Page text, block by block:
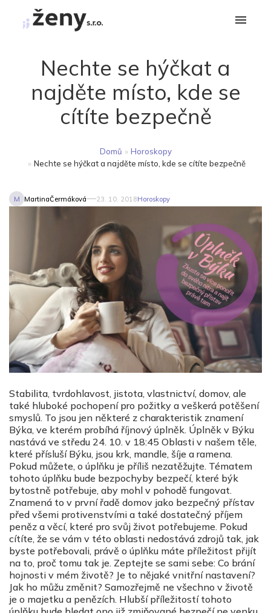
Nechte se hýčkat a
najděte místo, kde se
cítíte bezpečně
Domů » Horoskopy
» Nechte se hýčkat a najděte místo, kde se cítíte bezpečně
M MartinaČermáková 23. 10. 2018Horoskopy
Stabilita, tvrdohlavost, jistota, vlastnictví, domov, ale
také hluboké pochopení pro požitky a veškerá potěšení
smyslů. To jsou jen některé z charakteristik znamení
Býka, ve kterém probíhá říjnový úplněk. Úplněk v Býku
nastává ve středu 24. 10. v 18:45 Oblasti v našem těle,
které přísluší Býku, jsou krk, mandle, šíje a ramena.
Pokud můžete, o úplňku je příliš nezatěžujte. Tématem
tohoto úplňku bude bezpochyby bezpečí, které býk
bytostně potřebuje, aby mohl v pohodě fungovat.
Znamená to v první řadě domov jako bezpečný přístav
před všemi protivenstvími a také dostatečný příjem
peněz a věcí, které pro svůj život potřebujeme. Pokud
cítíte, že se vám v této oblasti nedostává zdrojů tak, jak
byste potřebovali, právě o úplňku máte příležitost přijít
na to, proč tomu tak je. Zeptejte se sami sebe: Co brání
hojnosti v mém životě? Je to nějaké vnitřní nastavení?
Jak ho můžu změnit? Samozřejmě ne všechno v životě
je o majetku a penězích. Hlubší příležitostí tohoto